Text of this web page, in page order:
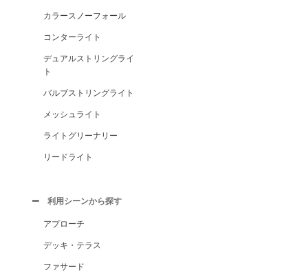
カラースノーフォール
コンターライト
デュアルストリングライ
ト
バルブストリングライト
メッシュライト
ライトグリーナリー
リードライト
利用シーンから探す
アプローチ
デッキ・テラス
ファサード